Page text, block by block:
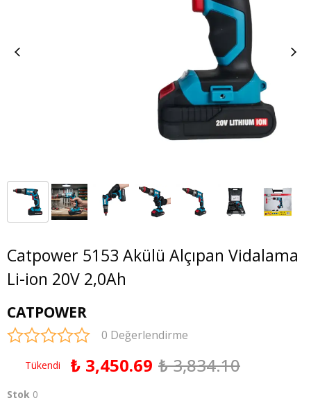
Catpower 5153 Akülü Alçıpan Vidalama
Li-ion 20V 2,0Ah
CATPOWER
0 Değerlendirme
Tükendi ₺ 3,450.69 ₺ 3,834.10
Stok 0